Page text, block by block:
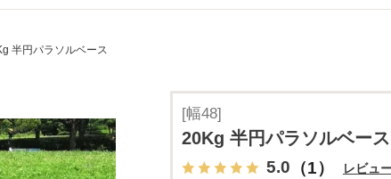
半円パラソルベース
[幅48]
20Kg 半円パラソルベース
5.0 （1） レビュ